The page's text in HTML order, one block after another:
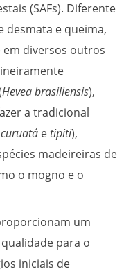
(SAFs). Diferente
e queima,
em diversos outros
Hevea brasiliensis),
a tradicional
curuatá etipiti),
madeireiras de
o mogno e o
um
para o
iniciais de